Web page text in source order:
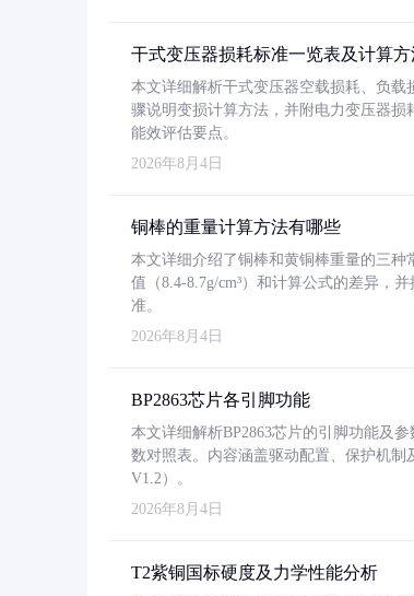
干式变压器损耗标准一览表及计算方
本文详细解析干式变压器空载损耗、负载
骤说明变损计算方法，并附电力变压器损
能效评估要点。
2026年8月4日
铜棒的重量计算方法有哪些
本文详细介绍了铜棒和黄铜棒重量的三
值（8.4-8.7g/cm³）和计算公式的差异，
准。
2026年8月4日
BP2863芯片各引脚功能
本文详细解析BP2863芯片的引脚功能及
数对照表。内容涵盖驱动配置、保护机
V1.2）。
2026年8月4日
T2紫铜国标硬度及力学性能分析